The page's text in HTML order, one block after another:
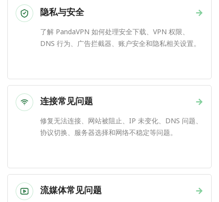
→
隐私与安全
了解 PandaVPN 如何处理安全下载、VPN 权限、
DNS 行为、广告拦截器、账户安全和隐私相关设置。
→
连接常见问题
修复无法连接、网站被阻止、IP 未变化、DNS 问题、
协议切换、服务器选择和网络不稳定等问题。
→
流媒体常见问题